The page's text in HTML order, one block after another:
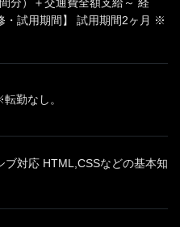
分）＋交通費全額支給～ 経
試用期間】 試用期間2ヶ月 ※
勤なし。
対応 HTML,CSSなどの基本知